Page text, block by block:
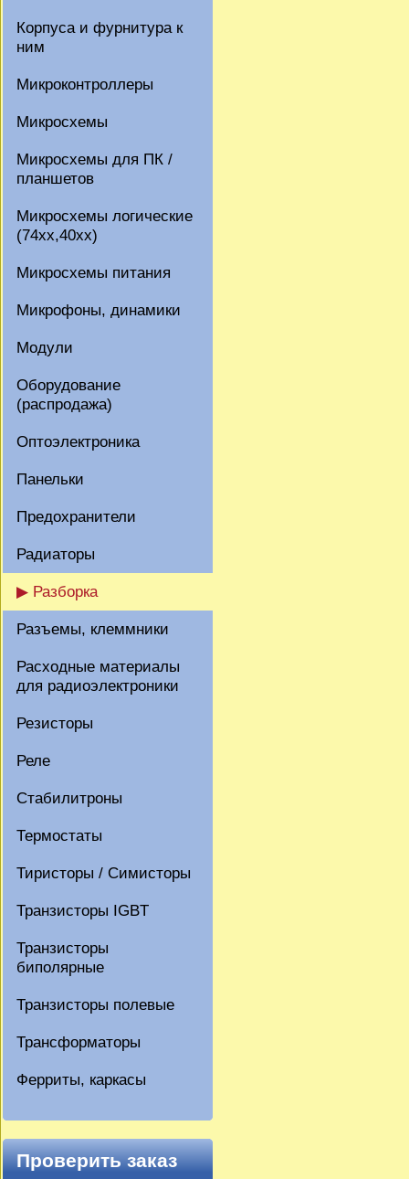
Корпуса и фурнитура к
ним
Микроконтроллеры
Микросхемы
Микросхемы для ПК /
планшетов
Микросхемы логические
(74xx,40xx)
Микросхемы питания
Микрофоны, динамики
Модули
Оборудование
(распродажа)
Оптоэлектроника
Панельки
Предохранители
Радиаторы
▶ Разборка
Разъемы, клеммники
Расходные материалы
для радиоэлектроники
Резисторы
Реле
Стабилитроны
Термостаты
Тиристоры / Симисторы
Транзисторы IGBT
Транзисторы
биполярные
Транзисторы полевые
Трансформаторы
Ферриты, каркасы
Проверить заказ